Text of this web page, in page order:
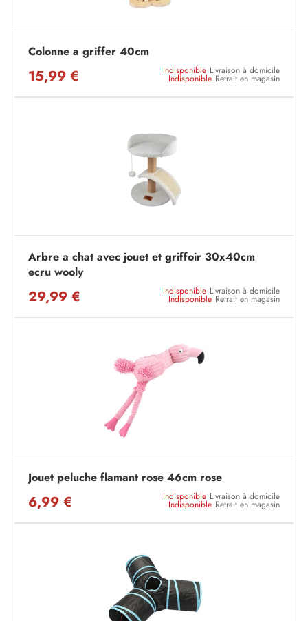
Colonne a griffer 40cm
15,99 € Indisponible Livraison à domicile
Indisponible Retrait en magasin
Arbre a chat avec jouet et griffoir 30x40cm
ecru wooly
29,99 € Indisponible Livraison à domicile
Indisponible Retrait en magasin
Jouet peluche flamant rose 46cm rose
6,99 € Indisponible Livraison à domicile
Indisponible Retrait en magasin